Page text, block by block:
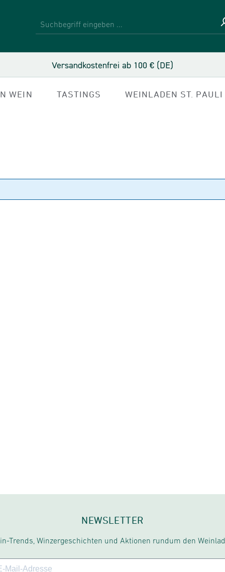
Versandkostenfrei ab 100 € (DE)
WEIN TASTINGS WEINLADEN ST. PAULI
NEWSLETTER
Trends, Winzergeschichten und Aktionen rundum den